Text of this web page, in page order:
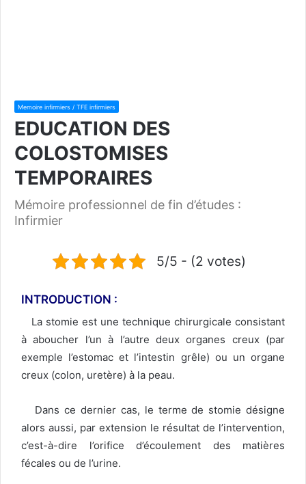
Memoire infirmiers / TFE infirmiers
EDUCATION DES
COLOSTOMISES
TEMPORAIRES
Mémoire professionnel de fin d’études :
Infirmier
5/5 - (2 votes)
INTRODUCTION :
La stomie est une technique chirurgicale consistant
à aboucher l’un à l’autre deux organes creux (par
exemple l’estomac et l’intestin grêle) ou un organe
creux (colon, uretère) à la peau.
Dans ce dernier cas, le terme de stomie désigne
alors aussi, par extension le résultat de l’intervention,
c’est-à-dire l’orifice d’écoulement des matières
fécales ou de l’urine.